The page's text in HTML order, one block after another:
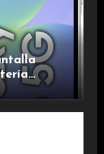
una